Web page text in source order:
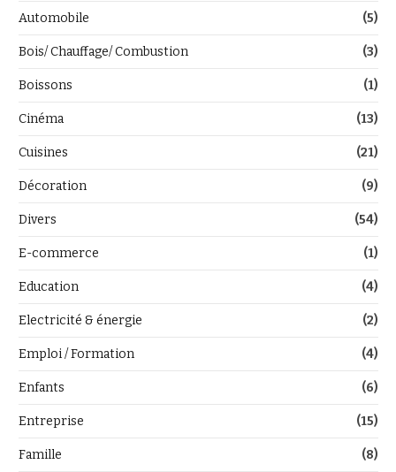
Automobile (5)
Bois/ Chauffage/ Combustion (3)
Boissons (1)
Cinéma (13)
Cuisines (21)
Décoration (9)
Divers (54)
E-commerce (1)
Education (4)
Electricité & énergie (2)
Emploi / Formation (4)
Enfants (6)
Entreprise (15)
Famille (8)